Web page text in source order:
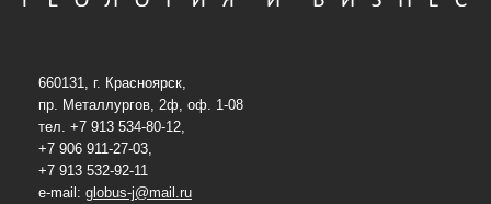
660131, г. Красноярск,
пр. Металлургов, 2ф, оф. 1-08
тел. +7 913 534-80-12,
+7 906 911-27-03,
+7 913 532-92-11
e-mail: globus-j@mail.ru